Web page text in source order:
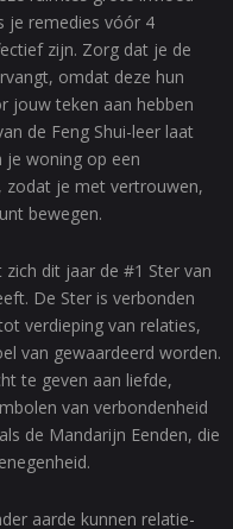
je remedies vóór 4
zijn. Zorg dat je de
omdat deze hun
jouw teken aan hebben
de Feng Shui-leer laat
je woning op een
zodat je met vertrouwen,
bewegen.
dit jaar de #1 Ster van
De Ster is verbonden
verdieping van relaties,
van gewaardeerd worden.
te geven aan liefde,
van verbondenheid
de Mandarijn Eenden, die
aarde kunnen relatie-